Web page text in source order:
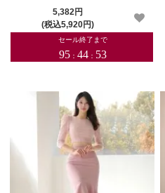
ンピース(キャバドレス・CABARETD
5,382円
(税込5,920円)